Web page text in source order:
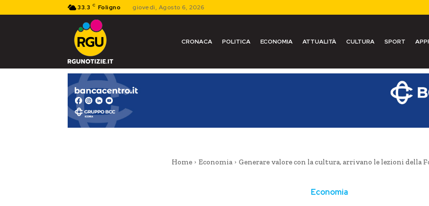
33.3 C Foligno giovedì, Agosto 6, 2026
CRONACA POLITICA ECONOMIA ATTUALITÀ CULTURA SPORT
Home Economia Generare valore con la cultura, arrivano le lezioni della
Economia